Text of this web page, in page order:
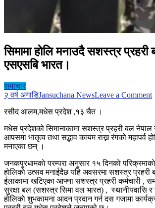
सिमामा हाेलि मनाउदै सशस्त्र
एसएसबि भारत।
समाचार
२ वर्ष अगाडिJansuchana NewsLeave a Commenton
र
रसीद आलम,मधेस प्रदेश ,१३ चैत ।
मधेस प्रदेशको सिमानाकामा सशस्त्र प्रहरी बल
आपसमा भातृत्व तथा सद्भाव कायम राख्न रंगको महापर्व
मनाएका छन् ।
जनकपुरधामकाे परम्परा अनुसार १५ दिनकाे
हाेलिकाे उत्सव मनाईदैछ यहि अवसरमा सशस्त्र प्रहरी
ईलाकामा खटिएका आफ्ना सशस्त्र प्रहरी कर्मचारी ,
सुरक्षा बल (सशस्त्र सिमा वल भारत) , स्थानीयवासि
हाेलिकाे शुभकामना आदन प्रदान गर्न दस गजामा